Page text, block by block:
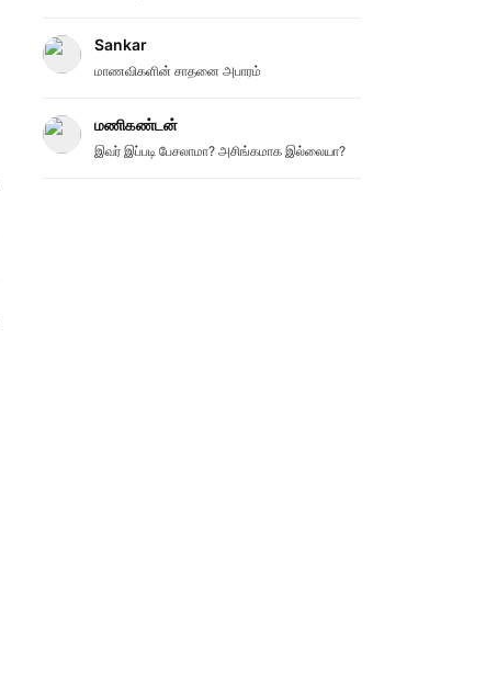
Sankar
மாணவிகளின் சாதனை அபாரம்
மணிகண்டன்
இவர் இப்படி பேசலாமா? அசிங்கமாக இல்லையா?